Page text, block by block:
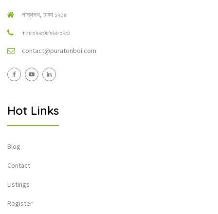
পান্থপথ, ঢাকা ১২১৫
+৮৮০৯৬৩৮৯৬৮০২৩
contact@puratonboi.com
Hot Links
Blog
Contact
Listings
Register